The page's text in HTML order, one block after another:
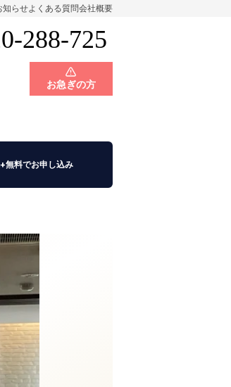
知らせよくある質問会社概要
288-725
お急ぎの方
制度
川県
無料でお申し込み